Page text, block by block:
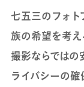
七五三のフォ
族の希望を考
撮影ならでは
ライバシーの